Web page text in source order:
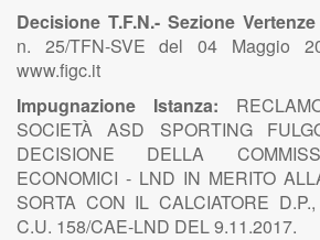
Decisione T.F.N.- Sezione
n. 25/TFN-SVE del 04 Maggio
www.figc.it
Impugnazione Istanza:
SOCIETÀ ASD SPORTING
DECISIONE DELLA
ECONOMICI - LND IN MERITO
SORTA CON IL CALCIATORE
C.U. 158/CAE-LND DEL 9.11.2017.